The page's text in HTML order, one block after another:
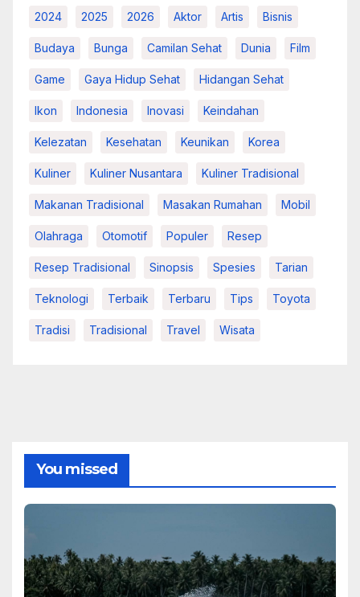
2024 2025 2026 Aktor Artis Bisnis
Budaya Bunga Camilan Sehat Dunia Film
Game Gaya Hidup Sehat Hidangan Sehat
Ikon Indonesia Inovasi Keindahan
Kelezatan Kesehatan Keunikan Korea
Kuliner Kuliner Nusantara Kuliner Tradisional
Makanan Tradisional Masakan Rumahan Mobil
Olahraga Otomotif Populer Resep
Resep Tradisional Sinopsis Spesies Tarian
Teknologi Terbaik Terbaru Tips Toyota
Tradisi Tradisional Travel Wisata
You missed